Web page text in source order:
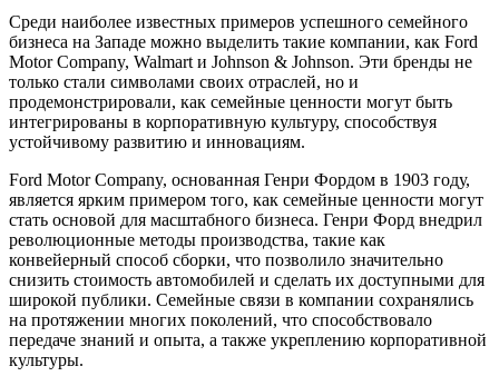
Среди наиболее известных примеров успешного семейного
бизнеса на Западе можно выделить такие компании, как Ford
Motor Company, Walmart и Johnson & Johnson. Эти бренды не
только стали символами своих отраслей, но и
продемонстрировали, как семейные ценности могут быть
интегрированы в корпоративную культуру, способствуя
устойчивому развитию и инновациям.
Ford Motor Company, основанная Генри Фордом в 1903 году,
является ярким примером того, как семейные ценности могут
стать основой для масштабного бизнеса. Генри Форд внедрил
революционные методы производства, такие как
конвейерный способ сборки, что позволило значительно
снизить стоимость автомобилей и сделать их доступными для
широкой публики. Семейные связи в компании сохранялись
на протяжении многих поколений, что способствовало
передаче знаний и опыта, а также укреплению корпоративной
культуры.